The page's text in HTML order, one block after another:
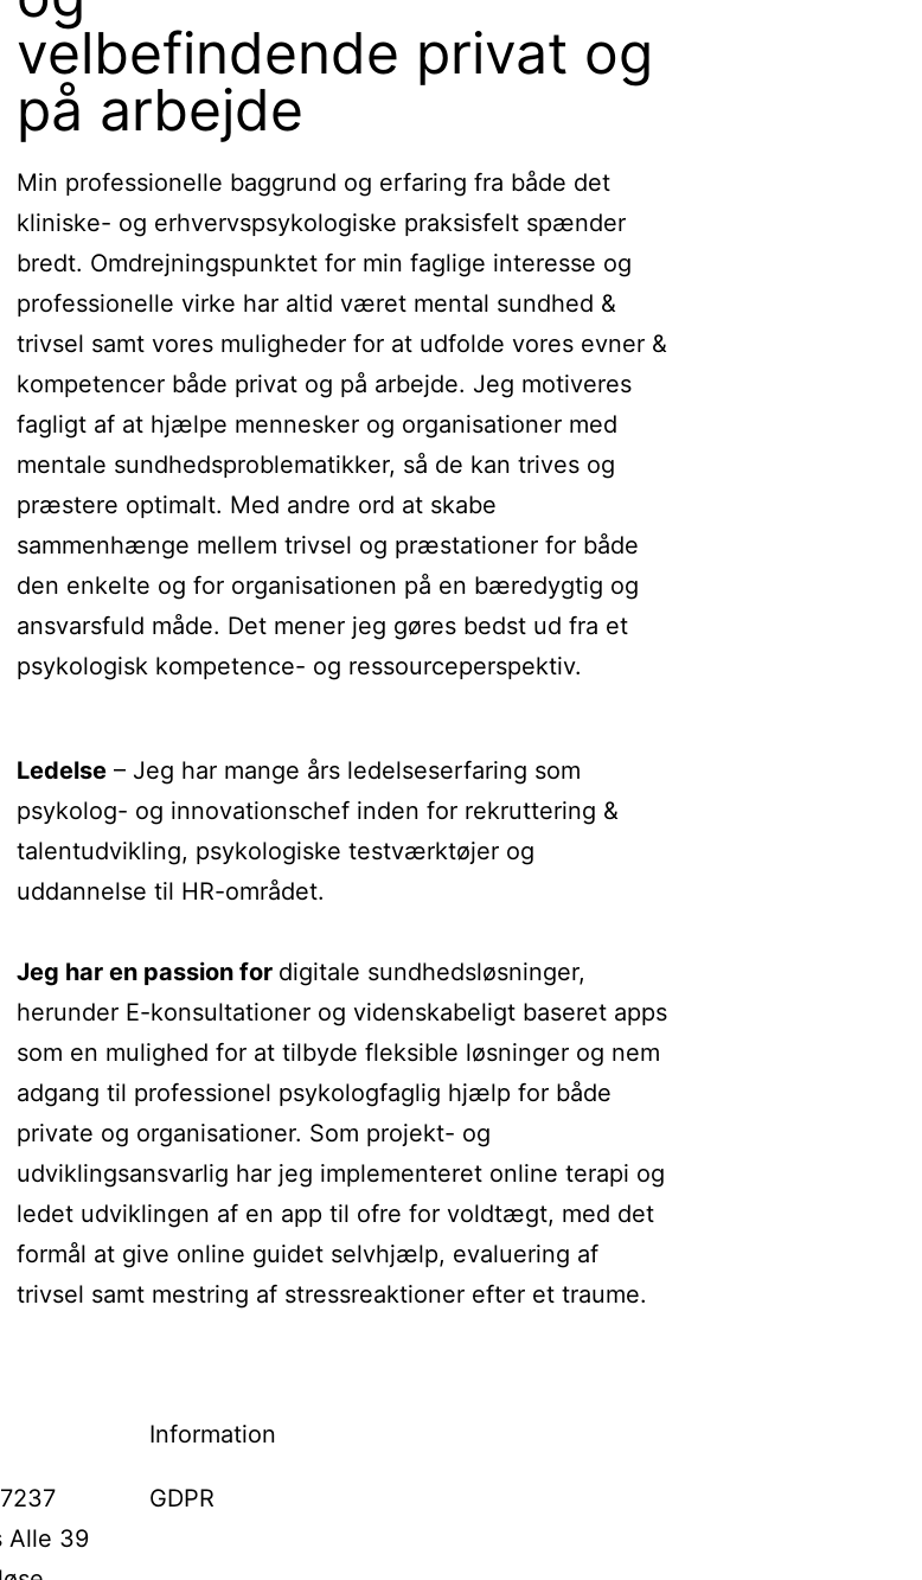
velbefindende privat og
på arbejde
Min professionelle baggrund og erfaring fra både det
kliniske- og erhvervspsykologiske praksisfelt spænder
bredt. Omdrejningspunktet for min faglige interesse og
professionelle virke har altid været mental sundhed &
trivsel samt vores muligheder for at udfolde vores evner &
kompetencer både privat og på arbejde. Jeg motiveres
fagligt af at hjælpe mennesker og organisationer med
mentale sundhedsproblematikker, så de kan trives og
præstere optimalt. Med andre ord at skabe
sammenhænge mellem trivsel og præstationer for både
den enkelte og for organisationen på en bæredygtig og
ansvarsfuld måde. Det mener jeg gøres bedst ud fra et
psykologisk kompetence- og ressourceperspektiv.
Ledelse – Jeg har mange års ledelseserfaring som
psykolog- og innovationschef inden for rekruttering &
talentudvikling, psykologiske testværktøjer og
uddannelse til HR-området.
Jeg har en passion for digitale sundhedsløsninger,
herunder E-konsultationer og videnskabeligt baseret apps
som en mulighed for at tilbyde fleksible løsninger og nem
adgang til professionel psykologfaglig hjælp for både
private og organisationer. Som projekt- og
udviklingsansvarlig har jeg implementeret online terapi og
ledet udviklingen af en app til ofre for voldtægt, med det
formål at give online guidet selvhjælp, evaluering af
trivsel samt mestring af stressreaktioner efter et traume.
Alle 39
Information
GDPR